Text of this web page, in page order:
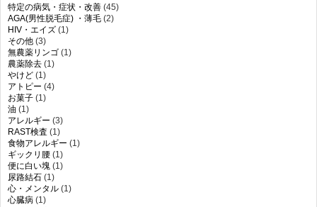
特定の病気・症状・改善 (45)
AGA(男性脱毛症) ・薄毛 (2)
HIV・エイズ (1)
その他 (3)
無農薬リンゴ (1)
農薬除去 (1)
やけど (1)
アトピー (4)
お菓子 (1)
油 (1)
アレルギー (3)
RAST検査 (1)
食物アレルギー (1)
ギックリ腰 (1)
便に白い塊 (1)
尿路結石 (1)
心・メンタル (1)
心臓病 (1)